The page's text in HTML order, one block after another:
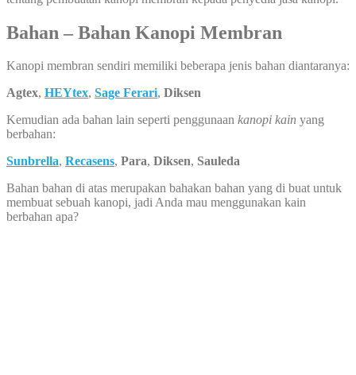
Bahan – Bahan Kanopi Membran
Kanopi membran sendiri memiliki beberapa jenis bahan diantaranya:
Agtex, HEYtex, Sage Ferari, Diksen
Kemudian ada bahan lain seperti penggunaan kanopi kain yang
berbahan:
Sunbrella, Recasens, Para, Diksen, Sauleda
Bahan bahan di atas merupakan bahakan bahan yang di buat untuk
membuat sebuah kanopi, jadi Anda mau menggunakan kain
berbahan apa?